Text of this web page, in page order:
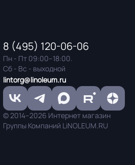
8 (495) 120-06-06
Пн - Пт 09:00–18:00.
Сб - Вс - выходной
lintorg@linoleum.ru
© 2014–2026 Интернет магазин
Группы Компаний LiNOLEUM.RU